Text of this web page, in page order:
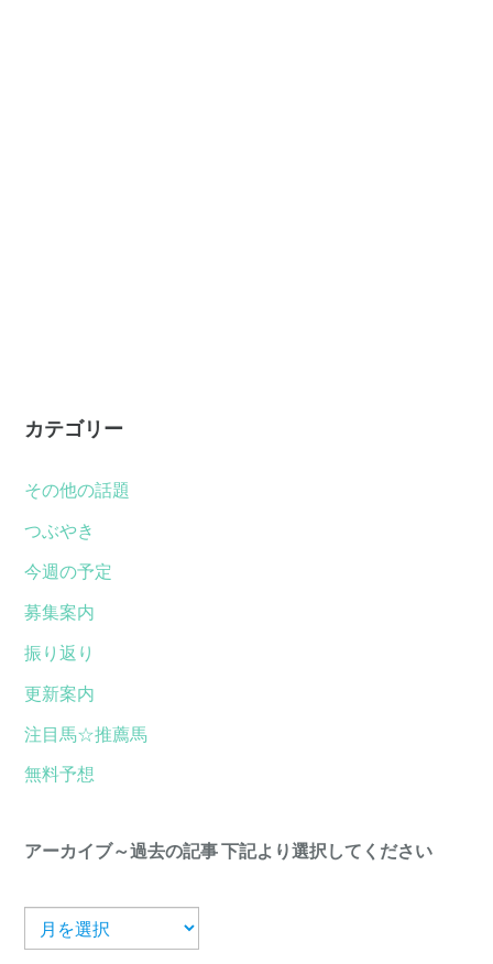
カテゴリー
その他の話題
つぶやき
今週の予定
募集案内
振り返り
更新案内
注目馬☆推薦馬
無料予想
アーカイブ～過去の記事 下記より選択してください
ー